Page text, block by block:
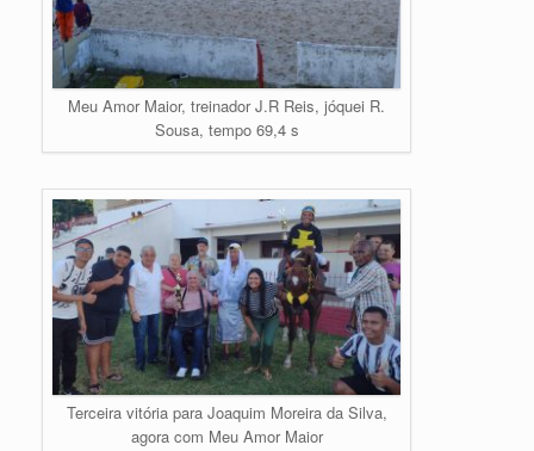
Meu Amor Maior, treinador J.R Reis, jóquei R.
Sousa, tempo 69,4 s
Terceira vitória para Joaquim Moreira da Silva,
agora com Meu Amor Maior